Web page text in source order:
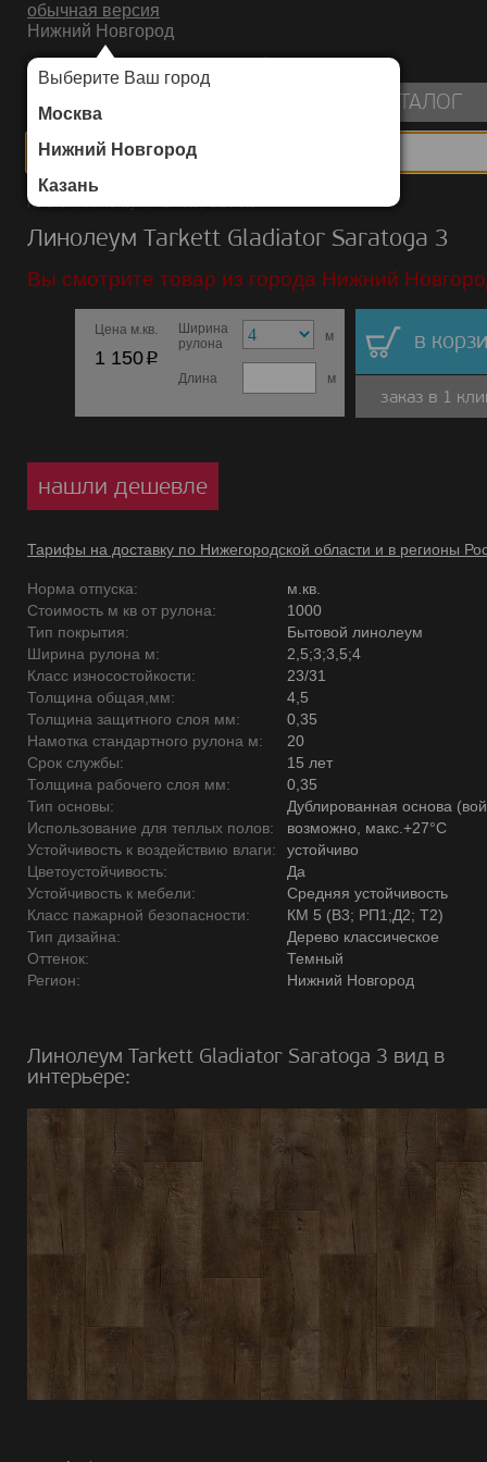
обычная версия
Нижний Новгород
Выберите Ваш город
Москва
Нижний Новгород
Казань
ИНТЕРНЕТ-МАГАЗИН НАПОЛЬНЫХ ПОКРЫТИЙ
КАТАЛОГ
Каталог/Линолеум/Tarkett/Gladiator
Линолеум Tarkett Gladiator Saratoga 3
Вы смотрите товар из города Нижний
Цена м.кв.
1 150p
Ширина
рулона
м
Длина м
в
заказ в 1
нашли дешевле
Тарифы на доставку по Нижегородской области и в регионы
Норма отпуска:
м.кв.
Стоимость м кв от рулона:
1000
Тип покрытия:
Бытовой линолеум
Ширина рулона м:
2,5;3;3,5;4
Класс износостойкости:
23/31
Толщина общая,мм:
4,5
Толщина защитного слоя мм:
0,35
Намотка стандартного рулона м:
20
Срок службы:
15 лет
Толщина рабочего слоя мм:
0,35
Тип основы:
Дублированная основа
Использование для теплых полов:
возможно, макс.+27°С
Устойчивость к воздействию влаги:
устойчиво
Цветоустойчивость:
Да
Устойчивость к мебели:
Средняя устойчивость
Класс пажарной безопасности:
КМ 5 (В3; РП1;Д2; Т2)
Тип дизайна:
Дерево классическое
Оттенок:
Темный
Регион:
Нижний Новгород
Линолеум Tarkett Gladiator Saratoga 3 вид в
интерьере: